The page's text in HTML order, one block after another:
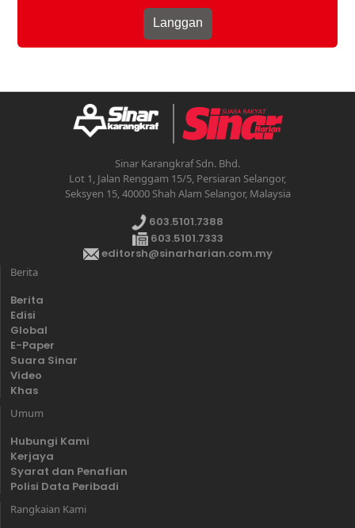
Sinar Karangkraf Sdn. Bhd.
Lot 1, Jalan Renggam 15/5, Persiaran Selangor,
Seksyen 15, 40000 Shah Alam Selangor, Malaysia
603.5101.7388
603.5101.7333
editorsh@sinarharian.com.my
Berita
Berita
Edisi
Global
E-Paper
Suara Sinar
Video
Khas
Umum
Hubungi Kami
Kerjaya
Syarat dan Penafian
Polisi Data Peribadi
Rangkaian Kami